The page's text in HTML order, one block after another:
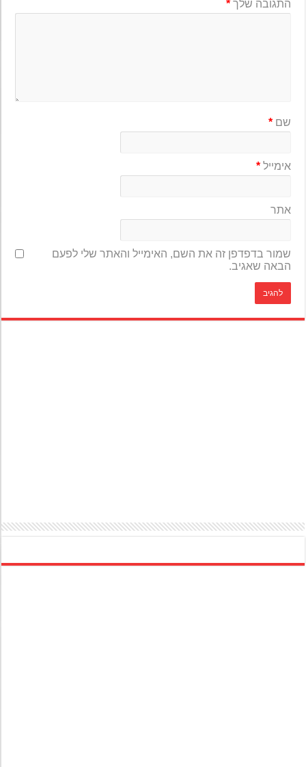
התגובה שלך*
שם*
אימייל*
אתר
שמור בדפדפן זה את השם, האימייל והאתר שלי לפעם
הבאה שאגיב.